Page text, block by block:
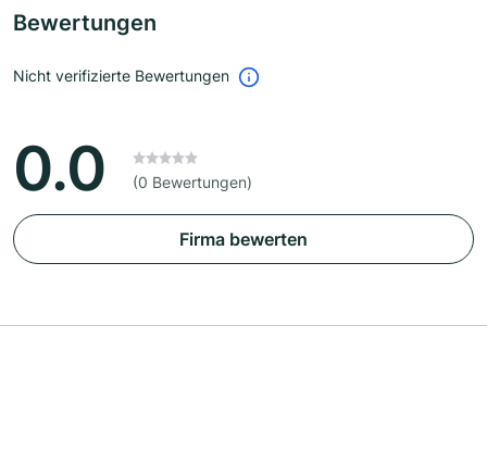
Bewertungen
Nicht verifizierte Bewertungen
0.0 (0 Bewertungen)
Firma bewerten